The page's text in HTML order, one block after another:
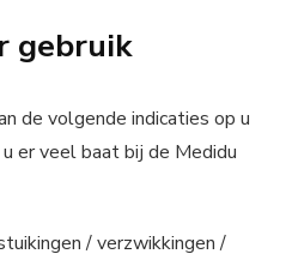
gebruik
de volgende indicaties op u
er veel baat bij de Medidu
/ verzwikkingen /